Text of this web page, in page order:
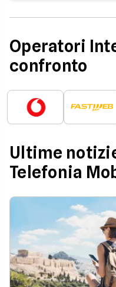
Operatori
confronto
Ultime
Telefonia